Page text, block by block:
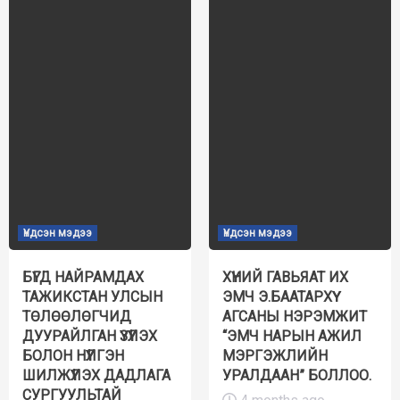
Үндсэн мэдээ
БҮГД НАЙРАМДАХ
ТАЖИКСТАН УЛСЫН
ТӨЛӨӨЛӨГЧИД
ДУУРАЙЛГАН ҮЗҮҮЛЭХ
БОЛОН НҮҮЛГЭН
ШИЛЖҮҮЛЭХ ДАДЛАГА
СУРГУУЛЬТАЙ
Үндсэн мэдээ
ХҮНИЙ ГАВЬЯАТ ИХ
ЭМЧ Э.БААТАРХҮҮ
АГСАНЫ НЭРЭМЖИТ
“ЭМЧ НАРЫН АЖИЛ
МЭРГЭЖЛИЙН
УРАЛДААН” БОЛЛОО.